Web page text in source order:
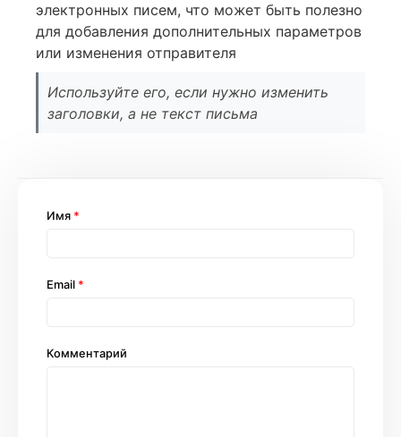
электронных писем, что может быть полезно
для добавления дополнительных параметров
или изменения отправителя
Используйте его, если нужно изменить
заголовки, а не текст письма
Комментарий
Имя *
Email *